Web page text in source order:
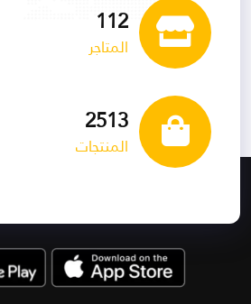
113
المتاجر
2534
المنتجات